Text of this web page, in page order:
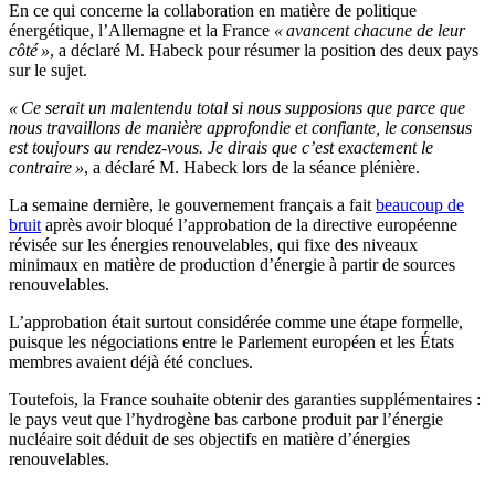
En ce qui concerne la collaboration en matière de politique
énergétique, l’Allemagne et la France « avancent chacune de leur
côté », a déclaré M. Habeck pour résumer la position des deux pays
sur le sujet.
« Ce serait un malentendu total si nous supposions que parce que
nous travaillons de manière approfondie et confiante, le consensus
est toujours au rendez-vous. Je dirais que c’est exactement le
contraire », a déclaré M. Habeck lors de la séance plénière.
La semaine dernière, le gouvernement français a fait beaucoup de
bruit après avoir bloqué l’approbation de la directive européenne
révisée sur les énergies renouvelables, qui fixe des niveaux
minimaux en matière de production d’énergie à partir de sources
renouvelables.
L’approbation était surtout considérée comme une étape formelle,
puisque les négociations entre le Parlement européen et les États
membres avaient déjà été conclues.
Toutefois, la France souhaite obtenir des garanties supplémentaires :
le pays veut que l’hydrogène bas carbone produit par l’énergie
nucléaire soit déduit de ses objectifs en matière d’énergies
renouvelables.